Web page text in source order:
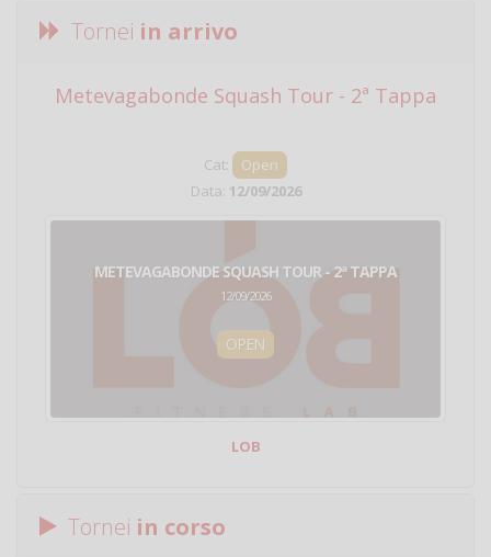
Tornei in arrivo
Metevagabonde Squash Tour - 2ª Tappa
Cat:
Open
Data: 12/09/2026
METEVAGABONDE SQUASH TOUR - 2ª TAPPA
12/09/2026
OPEN
LOB
Tornei in corso